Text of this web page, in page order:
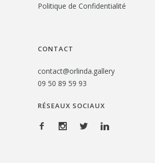
Politique de Confidentialité
CONTACT
contact@orlinda.gallery
09 50 89 59 93
RÉSEAUX SOCIAUX